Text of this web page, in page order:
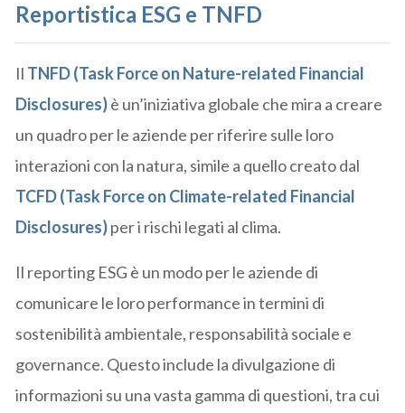
Reportistica ESG e TNFD
Il TNFD (Task Force on Nature-related Financial
Disclosures)è un’iniziativa globale che mira a creare
un quadro per le aziende per riferire sulle loro
interazioni con la natura, simile a quello creato dal
TCFD (Task Force on Climate-related Financial
Disclosures)per i rischi legati al clima.
Il reporting ESG è un modo per le aziende di
comunicare le loro performance in termini di
sostenibilità ambientale, responsabilità sociale e
governance. Questo include la divulgazione di
informazioni su una vasta gamma di questioni, tra cui